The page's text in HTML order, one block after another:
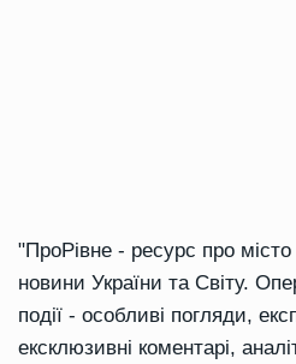
"ПроРівне - ресурс про
новини України та Світу.
події - особливі погляди,
ексклюзивні коментарі,